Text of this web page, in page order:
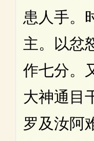
患人手。
主。以忿
作七分。
大神通目
罗及汝阿